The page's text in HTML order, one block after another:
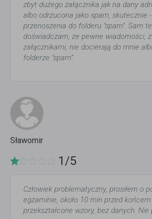
zbyt dużego załącznika jak na dany
albo odrzucona jako spam, skutecznie
przenoszenia do folderu "spam". Sam
doświadczam, ze pewne wiadomości,
załącznikami, nie docierają do mnie
folderze "spam".
Sławomir
1/5
Człowiek problematyczny, prosiłem o
egzaminie, około 10 min przed końcem
przekształcone wzory, bez danych. Nie